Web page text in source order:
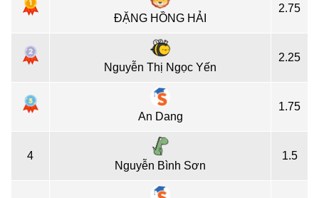
ĐẶNG HỒNG HẢI
2.75
Nguyễn Thị Ngọc Yến
2.25
An Dang
1.75
4
Nguyễn Bình Sơn
1.5